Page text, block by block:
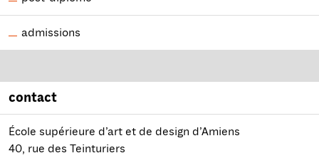
admissions
contact
École supérieure d’art et de design d’Amiens
40, rue des Teinturiers